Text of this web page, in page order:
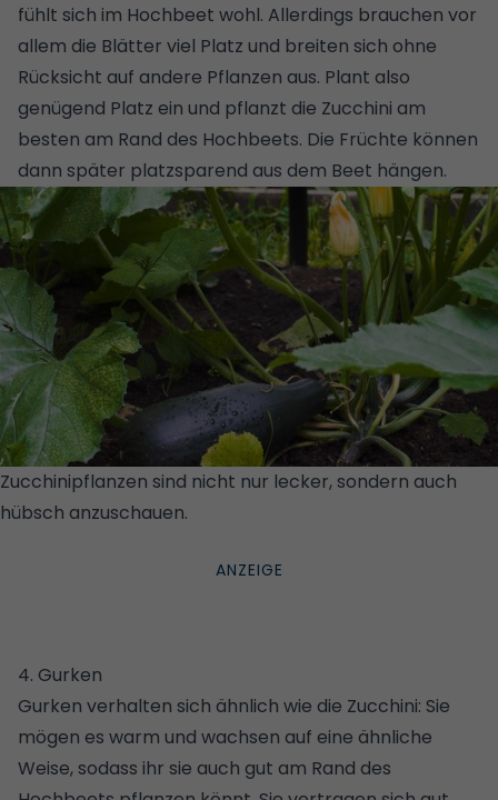
fühlt sich im Hochbeet wohl. Allerdings brauchen vor
allem die Blätter viel Platz und breiten sich ohne
Rücksicht auf andere Pflanzen aus. Plant also
genügend Platz ein und pflanzt die Zucchini am
besten am Rand des Hochbeets. Die Früchte können
dann später platzsparend aus dem Beet hängen.
Zucchinipflanzen sind nicht nur lecker, sondern auch
hübsch anzuschauen.
4. Gurken
Gurken verhalten sich ähnlich wie die Zucchini: Sie
mögen es warm und wachsen auf eine ähnliche
Weise, sodass ihr sie auch gut am Rand des